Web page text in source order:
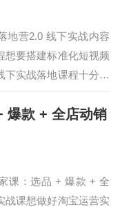
地营2.0 线下实战内容
想要搭建标准化短视频
下实战落地课程十分适
线下亲授，依托多年电
经验，打造三天两夜系
容模板，教会大家打
爆款 + 全店动销
课：选品 + 爆款 + 全
战课想做好淘宝运营实